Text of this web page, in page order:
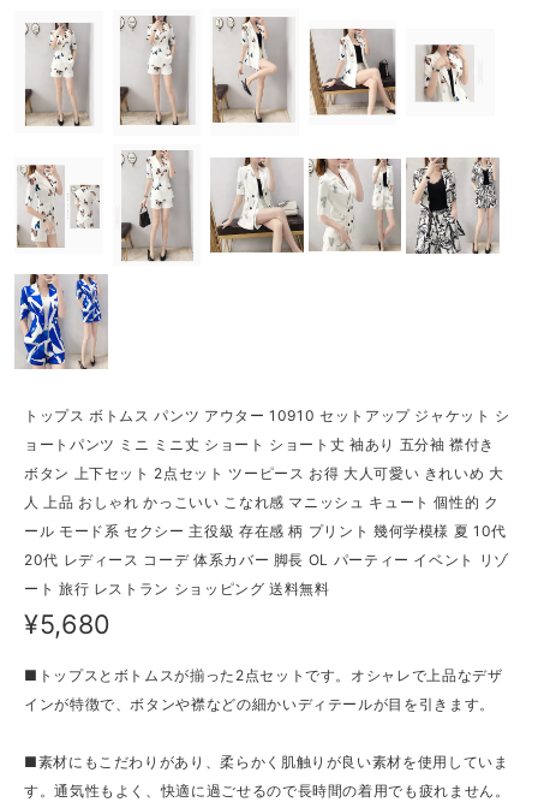
トップス ボトムス パンツ アウター 10910 セットアップ ジャケット シ
ョートパンツ ミニ ミニ丈 ショート ショート丈 袖あり 五分袖 襟付き
ボタン 上下セット 2点セット ツーピース お得 大人可愛い きれいめ 大
人 上品 おしゃれ かっこいい こなれ感 マニッシュ キュート 個性的 ク
ール モード系 セクシー 主役級 存在感 柄 プリント 幾何学模様 夏 10代
20代 レディース コーデ 体系カバー 脚長 OL パーティー イベント リゾ
ート 旅行 レストラン ショッピング 送料無料
¥5,680
■トップスとボトムスが揃った2点セットです。オシャレで上品なデザ
インが特徴で、ボタンや襟などの細かいディテールが目を引きます。
■素材にもこだわりがあり、柔らかく肌触りが良い素材を使用していま
す。通気性もよく、快適に過ごせるので長時間の着用でも疲れません。